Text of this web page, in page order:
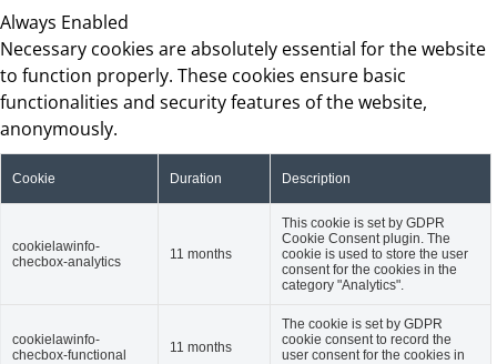
Always Enabled
Necessary cookies are absolutely essential for the website
to function properly. These cookies ensure basic
functionalities and security features of the website,
anonymously.
Cookie Duration Description
cookielawinfo-
checbox-analytics
11 months
This cookie is set by GDPR
Cookie Consent plugin. The
cookie is used to store the user
consent for the cookies in the
category "Analytics".
cookielawinfo-
checbox-functional
11 months
The cookie is set by GDPR
cookie consent to record the
user consent for the cookies in